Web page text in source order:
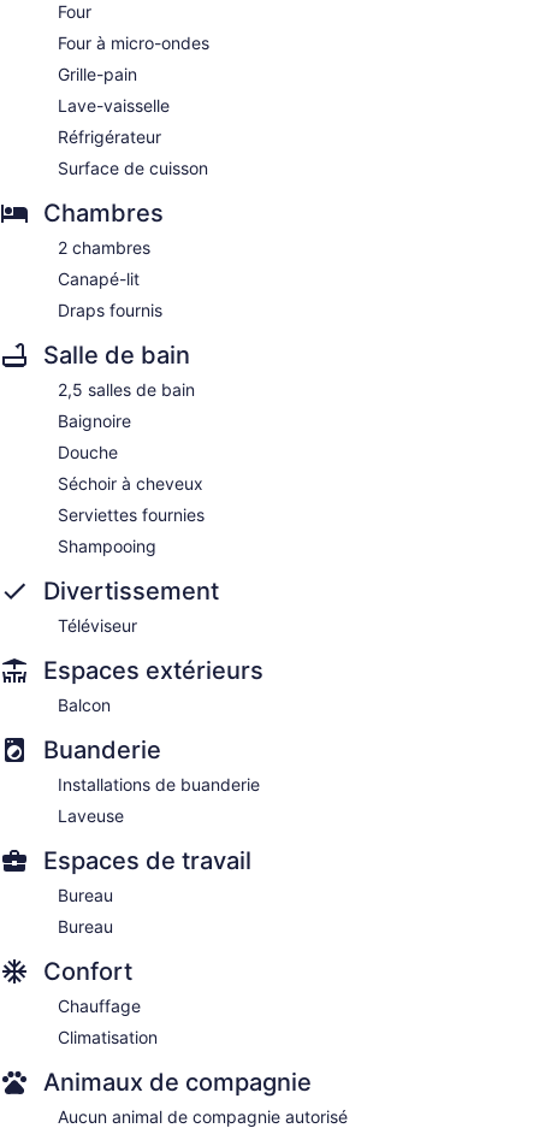
Four
Four à micro-ondes
Grille-pain
Lave-vaisselle
Réfrigérateur
Surface de cuisson
Chambres
2 chambres
Canapé-lit
Draps fournis
Salle de bain
2,5 salles de bain
Baignoire
Douche
Séchoir à cheveux
Serviettes fournies
Shampooing
Divertissement
Téléviseur
Espaces extérieurs
Balcon
Buanderie
Installations de buanderie
Laveuse
Espaces de travail
Bureau
Bureau
Confort
Chauffage
Climatisation
Animaux de compagnie
Aucun animal de compagnie autorisé